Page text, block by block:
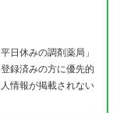
日休みの調剤薬局」
録済みの方に優先的
情報が掲載されない